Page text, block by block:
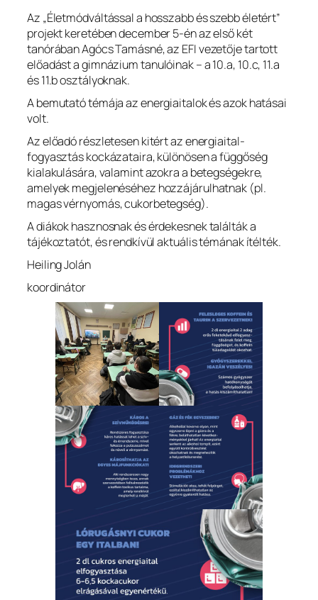
Az „Életmódváltással a hosszabb és szebb életért”
projekt keretében december 5-én az első két
tanórában Agócs Tamásné, az EFI vezetője tartott
előadást a gimnáziumtanulóinak – a 10.a, 10.c, 11.a
és 11.b osztályoknak.
A bemutató témája az energiaitalok és azok hatásai
volt.
Az előadó részletesen kitért az energiaital-
fogyasztás kockázataira, különösen a függőség
kialakulására, valamint azokra a betegségekre,
amelyek megjelenéséhez hozzájárulhatnak (pl.
magas vérnyomás, cukorbetegség).
A diákok hasznosnak és érdekesnek találták a
tájékoztatót, és rendkívül aktuális témának ítélték.
Heiling Jolán
koordinátor